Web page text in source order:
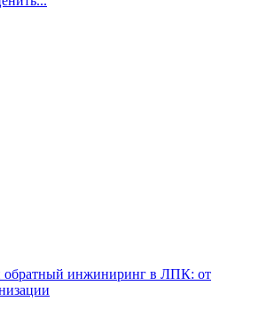
обратный инжиниринг в ЛПК: от